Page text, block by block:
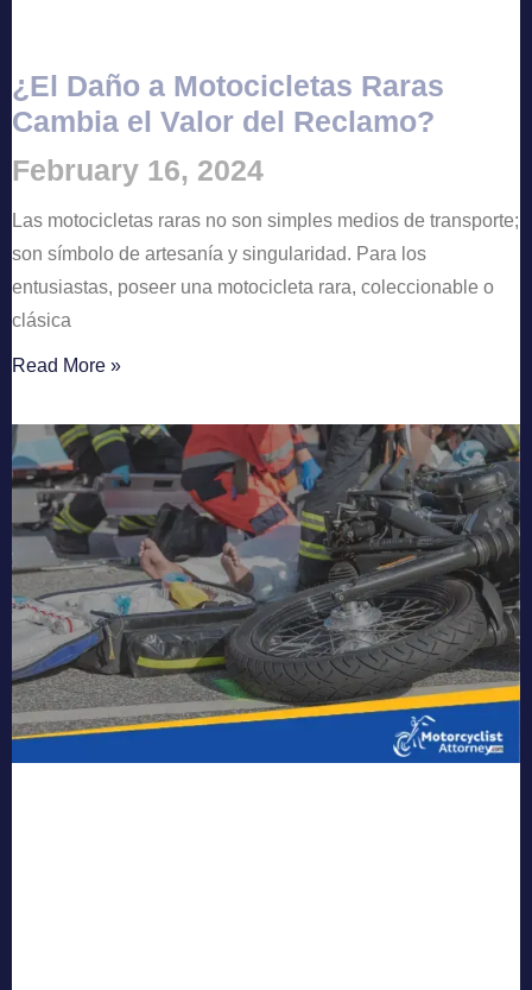
¿El Daño a Motocicletas Raras
Cambia el Valor del Reclamo?
February 16, 2024
Las motocicletas raras no son simples medios de transporte;
son símbolo de artesanía y singularidad. Para los
entusiastas, poseer una motocicleta rara, coleccionable o
clásica
Read More »